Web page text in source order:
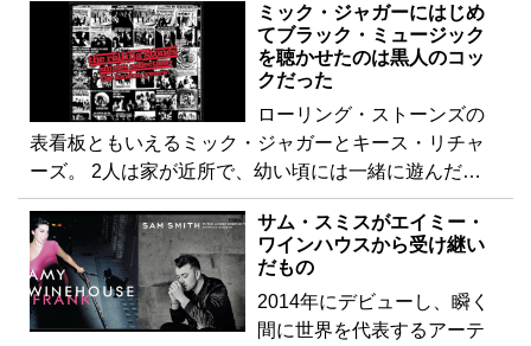
ミック・ジャガーにはじめ
てブラック・ミュージック
を聴かせたのは黒人のコッ
クだった
ローリング・ストーンズの
表看板ともいえるミック・ジャガーとキース・リチャ
ーズ。 2人は家が近所で、幼い頃には一緒に遊んだ…
サム・スミスがエイミー・
ワインハウスから受け継い
だもの
2014年にデビューし、瞬く
間に世界を代表するアーテ